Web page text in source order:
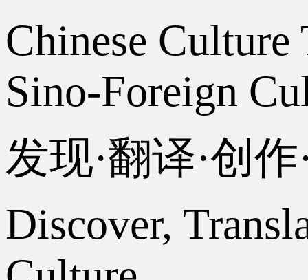
Chinese
Sino-Foreign
发现·翻译·创
Discover,